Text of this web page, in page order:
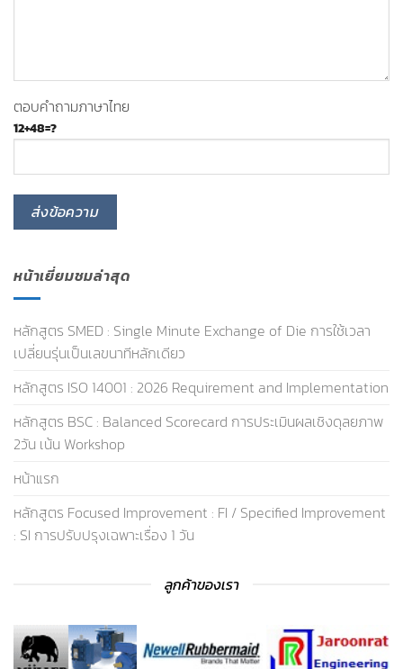
ตอบคำถามภาษาไทย
12+48=?
หน้าเยี่ยมชมล่าสุด
หลักสูตร SMED : Single Minute Exchange of Die การใช้เวลา
เปลี่ยนรุ่นเป็นเลขนาทีหลักเดียว
หลักสูตร ISO 14001 : 2026 Requirement and Implementation
หลักสูตร BSC : Balanced Scorecard การประเมินผลเชิงดุลยภาพ
2วัน เน้น Workshop
หน้าแรก
หลักสูตร Focused Improvement : FI / Specified Improvement
: SI การปรับปรุงเฉพาะเรื่อง 1 วัน
ลูกค้าของเรา